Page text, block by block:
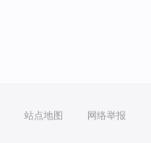
站点地图 网络举报